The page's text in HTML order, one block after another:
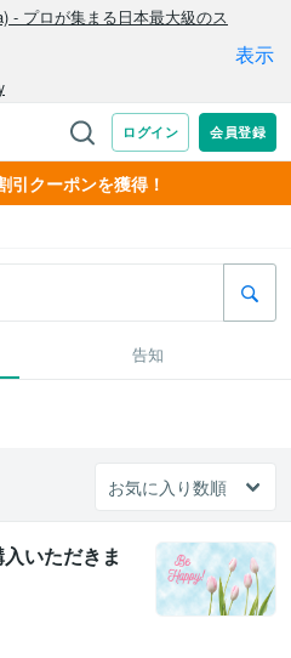
引クーポンを獲得！
告知
いただきま